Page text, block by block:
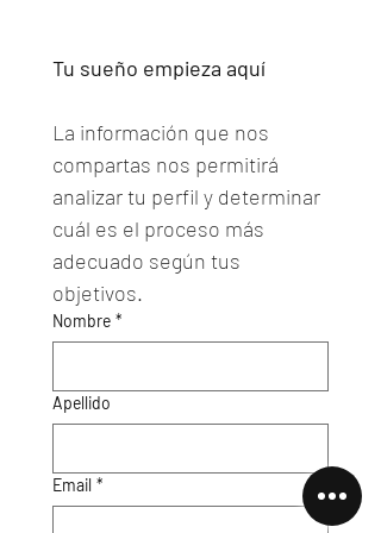
Tu sueño empieza aquí
La información que nos
compartas nos permitirá
analizar tu perfil y determinar
cuál es el proceso más
adecuado según tus
objetivos.
Nombre *
Apellido
Email *